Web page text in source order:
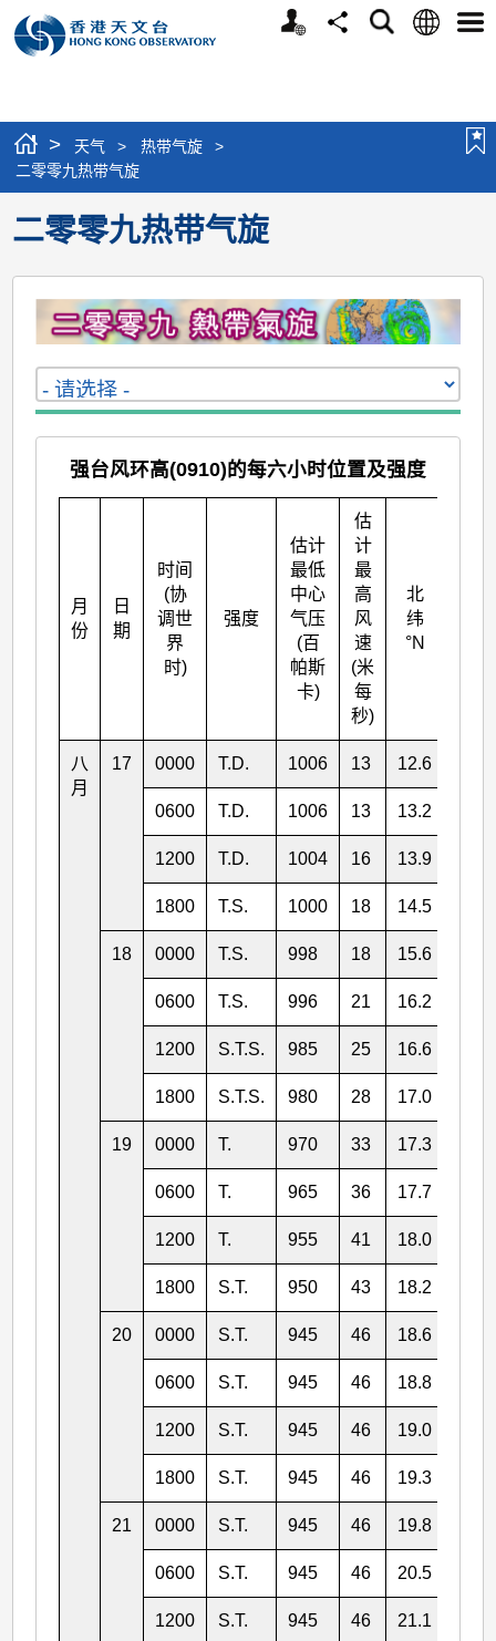
个
分
搜
语
选
> 天气 > 热带气旋
>
二零零九热带气旋
二零零九热带气旋
强台风环高(0910)的每六小时位置及强度
月
份
日
期
时间
(协
调世
界
时)
强度
估计
最低
中心
气压
(百
帕斯
卡)
估
计
最
高
风
速
(米
每
秒)
北
纬
°N
八
月
17 0000 T.D. 1006 13 12.6
0600 T.D. 1006 13 13.2
1200 T.D. 1004 16 13.9
1800 T.S. 1000 18 14.5
18 0000 T.S. 998 18 15.6
0600 T.S. 996 21 16.2
1200 S.T.S. 985 25 16.6
1800 S.T.S. 980 28 17.0
19 0000 T. 970 33 17.3
0600 T. 965 36 17.7
1200 T. 955 41 18.0
1800 S.T. 950 43 18.2
20 0000 S.T. 945 46 18.6
0600 S.T. 945 46 18.8
1200 S.T. 945 46 19.0
1800 S.T. 945 46 19.3
21 0000 S.T. 945 46 19.8
0600 S.T. 945 46 20.5
1200 S.T. 945 46 21.1